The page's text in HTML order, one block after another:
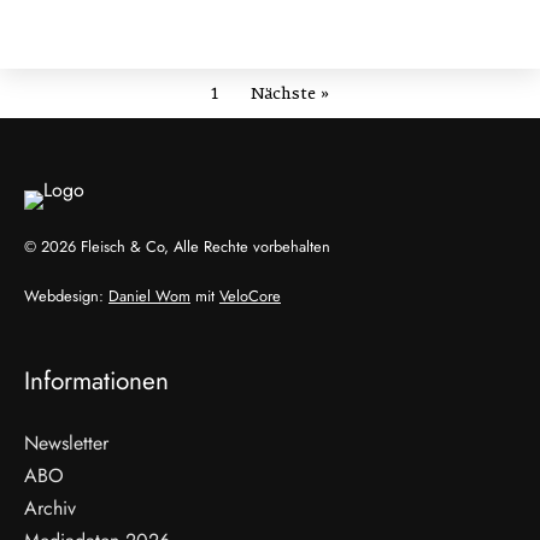
1 Nächste »
© 2026 Fleisch & Co, Alle Rechte vorbehalten
Webdesign: Daniel Wom mit VeloCore
Informationen
Newsletter
ABO
Archiv